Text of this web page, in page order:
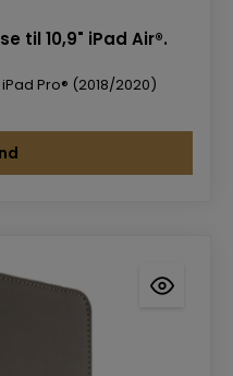
til 10,9" iPad Air®.
iPad Pro® (2018/2020)